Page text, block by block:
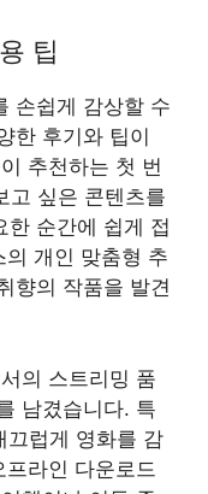
팁
손쉽게 감상할 수
한 후기와 팁이
추천하는 첫 번
고 싶은 콘텐츠를
한 순간에 쉽게 접
개인 맞춤형 추
향의 작품을 발견
의 스트리밍 품
남겼습니다. 특
끄럽게 영화를 감
라인 다운로드